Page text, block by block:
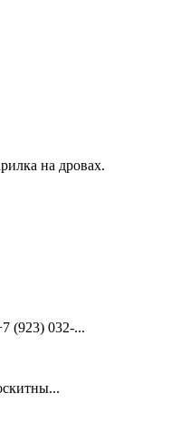
на дровах.
(923) 032-...